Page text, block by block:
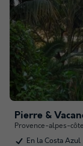
Provence-alpes-
En la Costa Azul